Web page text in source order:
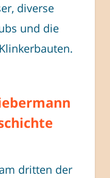
diverse
und die
dritten der